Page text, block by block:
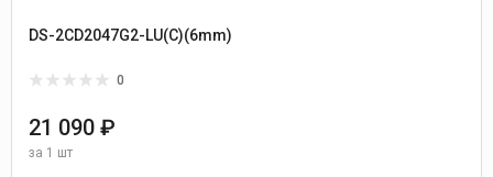
DS-2CD2047G2-LU(C)(6mm)
0
21 090 ₽
за 1 шт